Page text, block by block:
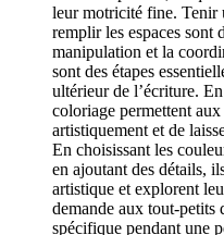
leur motricité fine. Tenir
remplir les espaces sont
manipulation et la
sont des étapes
ultérieur de l’écriture.
coloriage permettent
artistiquement et de
En choisissant les
en ajoutant des détails,
artistique et explorent
demande aux tout-petits
spécifique pendant une